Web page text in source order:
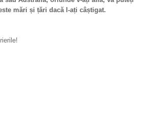
mări și țări dacă l-ați câștigat.